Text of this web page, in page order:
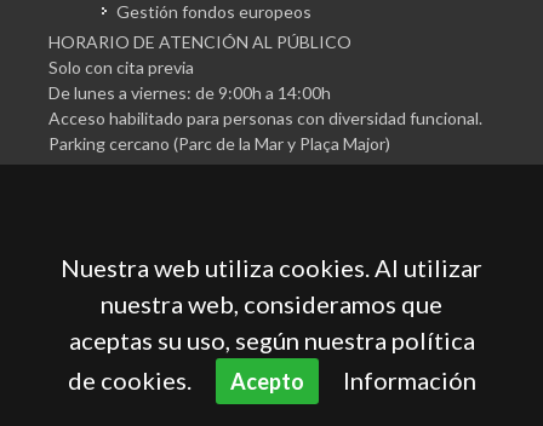
Gestión fondos europeos
HORARIO DE ATENCIÓN AL PÚBLICO
Solo con cita previa
De lunes a viernes: de 9:00h a 14:00h
Acceso habilitado para personas con diversidad funcional.
Parking cercano (Parc de la Mar y Plaça Major)
Cámara Oficial de Comercio, Industria, Servicios y
Navegación de Mallorca
Política de privacidad
Nuestra web utiliza cookies. Al utilizar
nuestra web, consideramos que
aceptas su uso, según nuestra política
de cookies.
Acepto Información